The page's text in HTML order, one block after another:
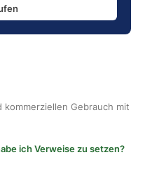
Gebrauch mit
ich Verweise zu setzen?